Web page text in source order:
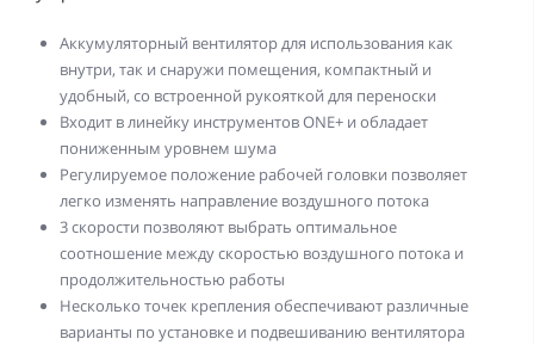
Аккумуляторный вентилятор для использования как
внутри, так и снаружи помещения, компактный и
удобный, со встроенной рукояткой для переноски
Входит в линейку инструментов ONE+ и обладает
пониженным уровнем шума
Регулируемое положение рабочей головки позволяет
легко изменять направление воздушного потока
3 скорости позволяют выбрать оптимальное
соотношение между скоростью воздушного потока и
продолжительностью работы
Несколько точек крепления обеспечивают различные
варианты по установке и подвешиванию вентилятора